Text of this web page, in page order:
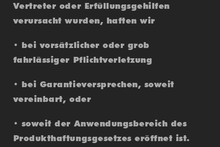
Vertreter oder Erfüllungsgehilfen
verursacht wurden, haften wir
• bei vorsätzlicher oder grob
fahrlässiger Pflichtverletzung
• bei Garantieversprechen, soweit
vereinbart, oder
• soweit der Anwendungsbereich des
Produkthaftungsgesetzes eröffnet ist.